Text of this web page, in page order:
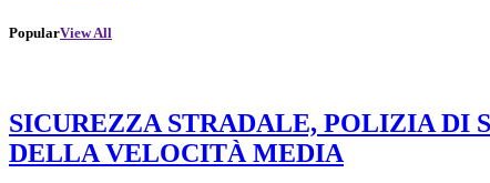
PopularView All
SICUREZZA STRADALE, POLIZIA DI
DELLA VELOCITÀ MEDIA